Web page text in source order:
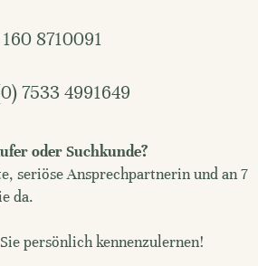
8710091
7533 4991649
oder Suchkunde?
seriöse Ansprechpartnerin und an 7
da.
persönlich kennenzulernen!